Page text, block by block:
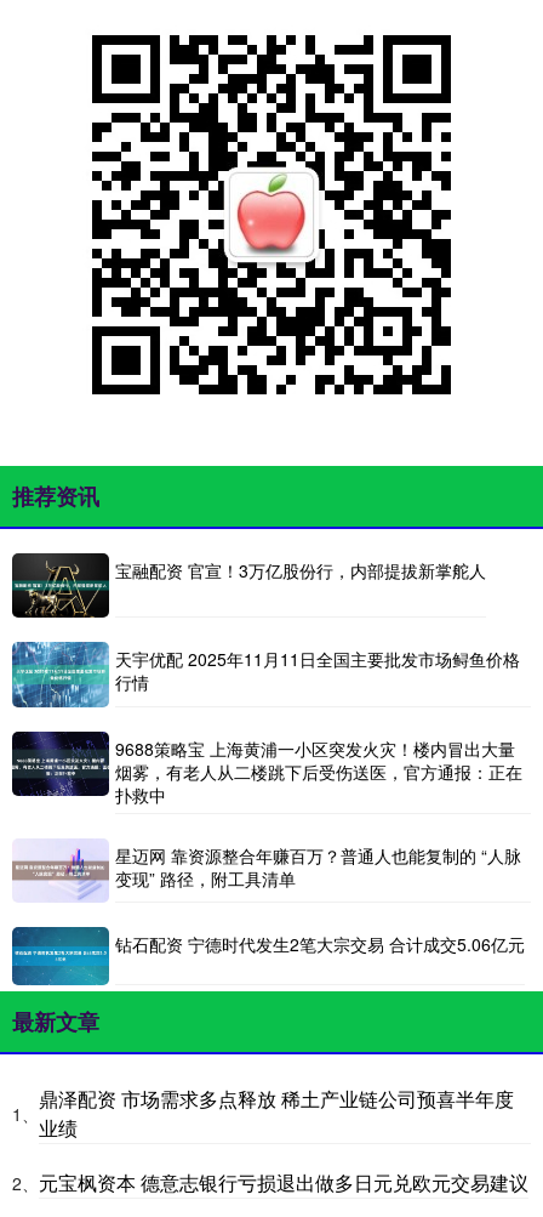
推荐资讯
宝融配资 官宣！3万亿股份行，内部提拔新掌舵人
天宇优配 2025年11月11日全国主要批发市场鲟鱼价格
行情
9688策略宝 上海黄浦一小区突发火灾！楼内冒出大量
烟雾，有老人从二楼跳下后受伤送医，官方通报：正在
扑救中
星迈网 靠资源整合年赚百万？普通人也能复制的 “人脉
变现” 路径，附工具清单
钻石配资 宁德时代发生2笔大宗交易 合计成交5.06亿元
最新文章
1、
鼎泽配资 市场需求多点释放 稀土产业链公司预喜半年度
业绩
2、 元宝枫资本 德意志银行亏损退出做多日元兑欧元交易建议